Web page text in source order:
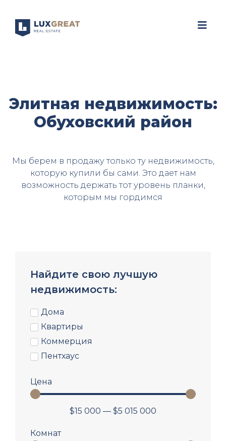
Элитная недвижимость:
Обуховский район
Мы берем в продажу только ту недвижимость,
которую купили бы сами. Это дает нам
возможность держать тот уровень планки,
которым мы гордимся
Найдите свою лучшую
недвижимость:
Дома
Квартиры
Коммерция
Пентхаус
Цена
$15 000 — $5 015 000
Комнат